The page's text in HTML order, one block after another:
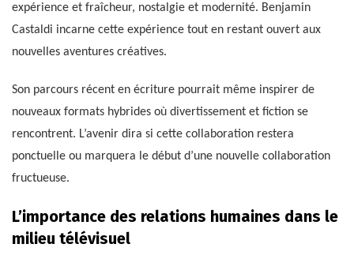
expérience et fraîcheur, nostalgie et modernité. Benjamin
Castaldi incarne cette expérience tout en restant ouvert aux
nouvelles aventures créatives.
Son parcours récent en écriture pourrait même inspirer de
nouveaux formats hybrides où divertissement et fiction se
rencontrent. L’avenir dira si cette collaboration restera
ponctuelle ou marquera le début d’une nouvelle collaboration
fructueuse.
L’importance des relations humaines dans le
milieu télévisuel